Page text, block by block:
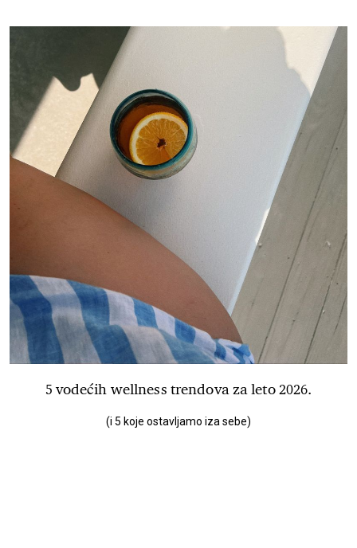
5 vodećih wellness trendova za leto 2026.
(i 5 koje ostavljamo iza sebe)